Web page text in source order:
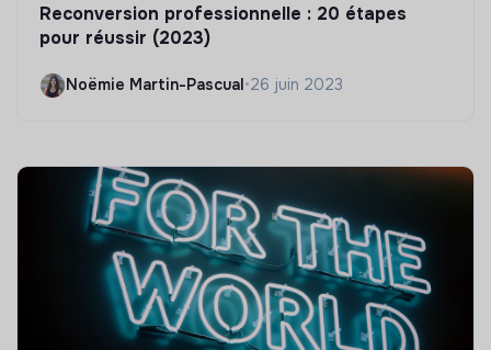
Reconversion professionnelle : 20 étapes
pour réussir (2023)
Noëmie Martin-Pascual •26 juin 2023